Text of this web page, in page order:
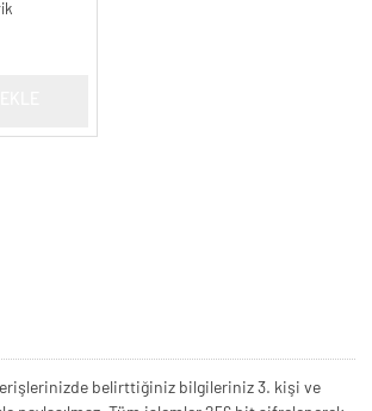
belirttiğiniz bilgileriniz 3. kişi ve